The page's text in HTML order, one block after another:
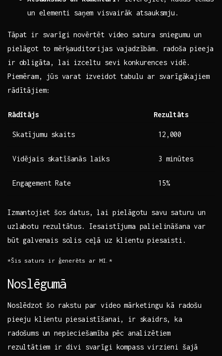
un elementi saņem visvairāk atsauksmju.
Tāpat ir svarīgi novērtēt video satura sniegumu un
pielāgot to mērķauditorijas vajadzībām. radoša pieeja
​ir obligāta, lai izceltu sevi konkurences vidē.
⁣Piemēram, jūs varat ‍izveidot tabulu ar svarīgākajiem
rādītājiem:
Rādītājs Rezultāts
Skatījumu skaits 12,000
Vidējais skatīšanās laiks 3 ⁣minūtes
Engagement Rate 15%
Izmantojiet šos datus, lai pielāgotu savu saturu un
uzlabotu rezultātus. Iesaistījuma palielināšana var
būt galvenais solis‌ ceļā uz klientu piesaisti.
*Šis saturs ir ģenerēts ar MI.*
Noslēgumā
Noslēdzot šo rakstu par video mārketingu kā radošu
pieeju klientu piesaistīšanai, ir skaidrs,⁤ ka
radošums un‌ nepieciešamība⁢ pēc analizētiem
rezultātiem ir divi svarīgi ​kompass virzieni‌ šajā